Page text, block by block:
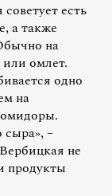
есть
а также
на
омлет.
одно
на
–
не
продукты